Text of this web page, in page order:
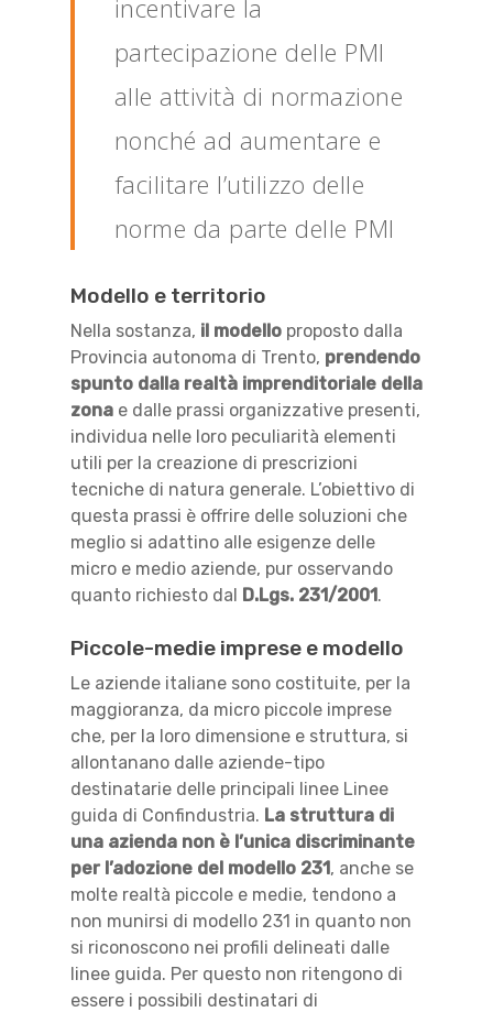
incentivare la
partecipazione delle PMI
alle attività di normazione
nonché ad aumentare e
facilitare l’utilizzo delle
norme da parte delle PMI
Modello e territorio
Nella sostanza, il modello proposto dalla
Provincia autonoma di Trento, prendendo
spunto dalla realtà imprenditoriale della
zona e dalle prassi organizzative presenti,
individua nelle loro peculiarità elementi
utili per la creazione di prescrizioni
tecniche di natura generale. L’obiettivo di
questa prassi è offrire delle soluzioni che
meglio si adattino alle esigenze delle
micro e medio aziende, pur osservando
quanto richiesto dal D.Lgs. 231/2001.
Piccole-medie imprese e modello
Le aziende italiane sono costituite, per la
maggioranza, da micro piccole imprese
che, per la loro dimensione e struttura, si
allontanano dalle aziende-tipo
destinatarie delle principali linee Linee
guida di Confindustria. La struttura di
una azienda non è l’unica discriminante
per l’adozione del modello 231, anche se
molte realtà piccole e medie, tendono a
non munirsi di modello 231 in quanto non
si riconoscono nei profili delineati dalle
linee guida. Per questo non ritengono di
essere i possibili destinatari di